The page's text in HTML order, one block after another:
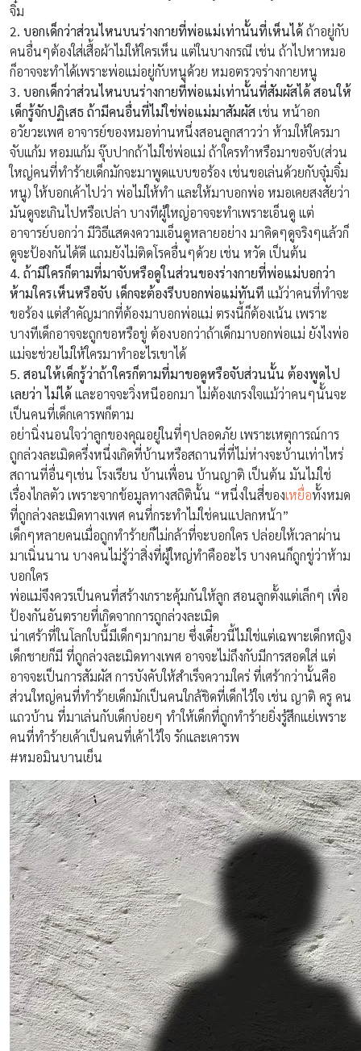
จิ๋ม
2. บอกเด็กว่าส่วนไหนบนร่างกายที่พ่อแม่เท่านั้นที่เห็นได้ถ้าอยู่กับ
คนอื่นๆต้องใส่เสื้อผ้าไม่ให้ใครเห็น แต่ในบางกรณี เช่น ถ้าไปหาหมอ
ก็อาจจะทำได้เพราะพ่อแม่อยู่กับหนูด้วย หมอตรวจร่างกายหนู
3. บอกเด็กว่าส่วนไหนบนร่างกายที่พ่อแม่เท่านั้นที่สัมผัสได้ สอนให้
เด็กรู้จักปฏิเสธ ถ้ามีคนอื่นที่ไม่ใช่พ่อแม่มาสัมผัสเช่น หน้าอก
อวัยวะเพศ อาจารย์ของหมอท่านหนึ่งสอนลูกสาวว่า ห้ามให้ใครมา
จับแก้ม หอมแก้ม จุ๊บปากถ้าไม่ใช่พ่อแม่ ถ้าใครทำหรือมาขอจับ(ส่วน
ใหญ่คนที่ทำร้ายเด็กมักจะมาพูดแบบขอร้อง เช่นขอเล่นด้วยกับจุ๋มจิ๋ม
หนู) ให้บอกเค้าไปว่า พ่อไม่ให้ทำ และให้มาบอกพ่อ หมอเคยสงสัยว่า
มันดูจะเกินไปหรือเปล่า บางทีผู้ใหญ่อาจจะทำเพราะเอ็นดู แต่
อาจารย์บอกว่า มีวิธีแสดงความเอ็นดูหลายอย่าง มาคิดๆดูจริงๆแล้วก็
ดูจะป้องกันได้ดี แถมยังไม่ติดโรคอื่นๆด้วย เช่น หวัด เป็นต้น
4. ถ้ามีใครก็ตามที่มาจับหรือดูในส่วนของร่างกายที่พ่อแม่บอกว่า
ห้ามใครเห็นหรือจับ เด็กจะต้องรีบบอกพ่อแม่ทันที แม้ว่าคนที่ทำจะ
ขอร้อง แต่สำคัญมากที่ต้องมาบอกพ่อแม่ ตรงนี้ก็ต้องเน้น เพราะ
บางทีเด็กอาจจะถูกขอหรือขู่ ต้องบอกว่าถ้าเด็กมาบอกพ่อแม่ ยังไงพ่อ
แม่จะช่วยไม่ให้ใครมาทำอะไรเขาได้
5. สอนให้เด็กรู้ว่าถ้าใครก็ตามที่มาขอดูหรือจับส่วนนั้น ต้องพูดไป
เลยว่า ไม่ได้และอาจจะวิ่งหนีออกมา ไม่ต้องเกรงใจแม้ว่าคนๆนั้นจะ
เป็นคนที่เด็กเคารพก็ตาม
อย่านิ่งนอนใจว่าลูกของคุณอยู่ในที่ๆปลอดภัย เพราะเหตุการณ์การ
ถูกล่วงละเมิดครึ่งหนึ่งเกิดที่บ้านหรือสถานที่ที่ไม่ห่างจะบ้านเท่าไหร่
สถานที่อื่นๆเช่น โรงเรียน บ้านเพื่อน บ้านญาติ เป็นต้น มันไม่ใช่
เรื่องไกลตัว เพราะจากข้อมูลทางสถิตินั้น “หนึ่งในสี่ของเหยื่อทั้งหมด
ที่ถูกล่วงละเมิดทางเพศ คนที่กระทำไม่ใช่คนแปลกหน้า”
เด็กๆหลายคนเมื่อถูกทำร้ายก็ไม่กล้าที่จะบอกใคร ปล่อยให้เวลาผ่าน
มาเนิ่นนาน บางคนไม่รู้ว่าสิ่งที่ผู้ใหญ่ทำคืออะไร บางคนก็ถูกขู่ว่าห้าม
บอกใคร
พ่อแม่จึงควรเป็นคนที่สร้างเกราะคุ้มกันให้ลูก สอนลูกตั้งแต่เล็กๆ เพื่อ
ป้องกันอันตรายที่เกิดจากการถูกล่วงละเมิด
น่าเศร้าที่ในโลกใบนี้มีเด็กๆมากมาย ซึ่งเดี๋ยวนี้ไม่ใช่แต่เฉพาะเด็กหญิง
เด็กชายก็มี ที่ถูกล่วงละเมิดทางเพศ อาจจะไม่ถึงกับมีการสอดใส่ แต่
อาจจะเป็นการสัมผัส การบังคับให้สำเร็จความใคร่ ที่เศร้ากว่านั้นคือ
ส่วนใหญ่คนที่ทำร้ายเด็กมักเป็นคนใกล้ชิดที่เด็กไว้ใจ เช่น ญาติ ครู คน
แถวบ้าน ที่มาเล่นกับเด็กบ่อยๆ ทำให้เด็กที่ถูกทำร้ายยิ่งรู้สึกแย่เพราะ
คนที่ทำร้ายเค้าเป็นคนที่เค้าไว้ใจ รักและเคารพ
#หมอมินบานเย็น